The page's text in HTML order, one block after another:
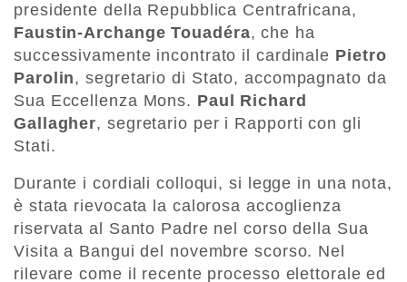
presidente della Repubblica Centrafricana,
Faustin-Archange Touadéra, che ha
successivamente incontrato il cardinale Pietro
Parolin, segretario di Stato, accompagnato da
Sua Eccellenza Mons. Paul Richard
Gallagher, segretario per i Rapporti con gli
Stati.
Durante i cordiali colloqui, si legge in una nota,
è stata rievocata la calorosa accoglienza
riservata al Santo Padre nel corso della Sua
Visita a Bangui del novembre scorso. Nel
rilevare come il recente processo elettorale ed